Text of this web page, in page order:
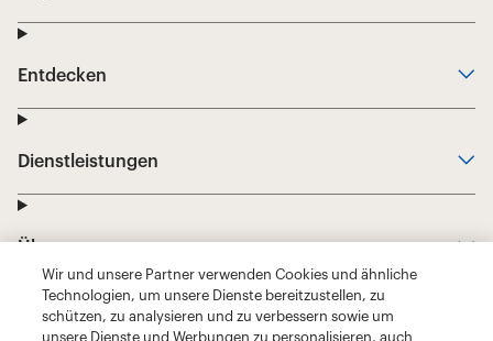
Wir und unsere Partner verwenden Cookies und ähnliche
Technologien, um unsere Dienste bereitzustellen, zu
schützen, zu analysieren und zu verbessern sowie um
unsere Dienste und Werbungen zu personalisieren, auch